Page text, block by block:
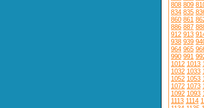
808 809
834 835
860 861
886 887
912 913
938 939
964 965
990 991
1012 1013
1032 1033
1052 1053
1072 1073
1092 1093
1113 1114